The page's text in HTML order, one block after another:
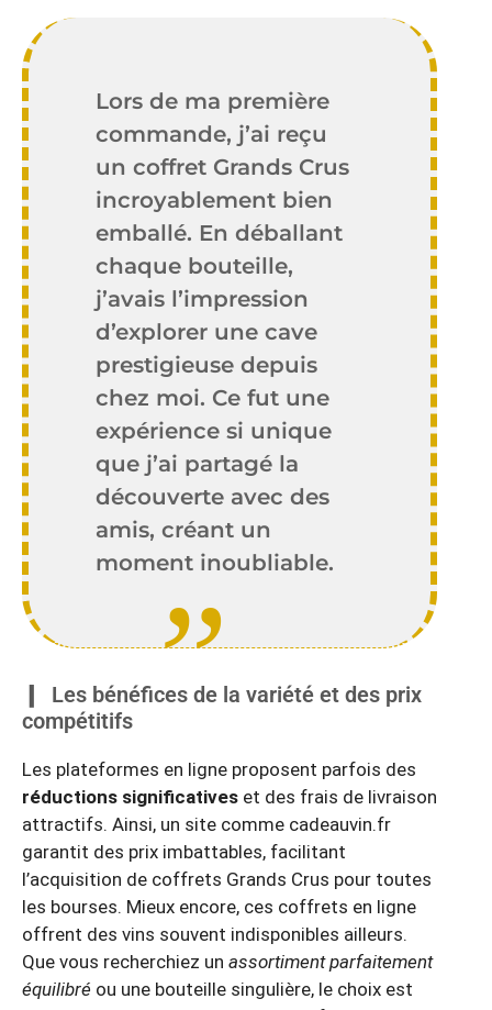
Lors de ma première
commande, j’ai reçu
un coffret Grands Crus
incroyablement bien
emballé. En déballant
chaque bouteille,
j’avais l’impression
d’explorer une cave
prestigieuse depuis
chez moi. Ce fut une
expérience si unique
que j’ai partagé la
découverte avec des
amis, créant un
moment inoubliable.
Les bénéfices de la variété et des prix
compétitifs
Les plateformes en ligne proposent parfois des
réductions significatives et des frais de livraison
attractifs. Ainsi, un site comme cadeauvin.fr
garantit des prix imbattables, facilitant
l’acquisition de coffrets Grands Crus pour toutes
les bourses. Mieux encore, ces coffrets en ligne
offrent des vins souvent indisponibles ailleurs.
Que vous recherchiez un assortiment parfaitement
équilibré ou une bouteille singulière, le choix est